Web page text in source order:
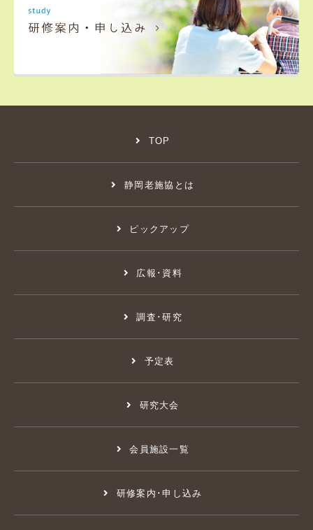
TOP
静岡老施協とは
ピックアップ
広報･資料
調査･研究
予定表
研究大会
会員施設一覧
研修案内･申し込み